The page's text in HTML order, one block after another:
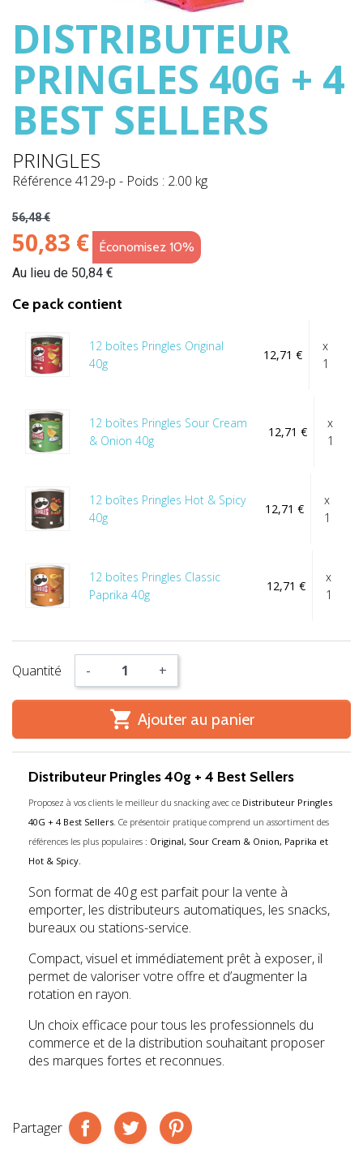
DISTRIBUTEUR
PRINGLES 40G + 4
BEST SELLERS
PRINGLES
Référence 4129-p - Poids : 2.00 kg
56,48 €
50,83 €
Économisez 10%
Au lieu de 50,84 €
Ce pack contient
12 boîtes Pringles Original
40g
12,71 €
x
1
12 boîtes Pringles Sour Cream
& Onion 40g
12,71 €
x
1
12 boîtes Pringles Hot & Spicy
40g
12,71 €
x
1
12 boîtes Pringles Classic
Paprika 40g
12,71 €
x
1
Quantité - +
 Ajouter au panier
Distributeur Pringles 40g + 4 Best Sellers
Proposez à vos clients le meilleur du snacking avec ce Distributeur Pringles
40G + 4 Best Sellers. Ce présentoir pratique comprend un assortiment des
références les plus populaires : Original, Sour Cream & Onion, Paprika et
Hot & Spicy.
Son format de 40 g est parfait pour la vente à
emporter, les distributeurs automatiques, les snacks,
bureaux ou stations-service.
Compact, visuel et immédiatement prêt à exposer, il
permet de valoriser votre offre et d’augmenter la
rotation en rayon.
Un choix efficace pour tous les professionnels du
commerce et de la distribution souhaitant proposer
des marques fortes et reconnues.
Partager